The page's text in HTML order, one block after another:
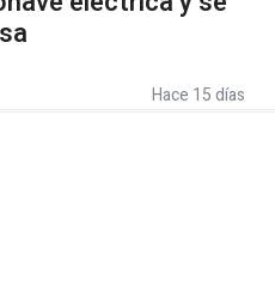
Hace 15 días